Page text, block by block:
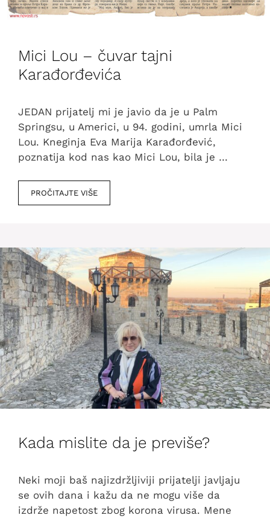
Mici Lou – čuvar tajni
Karađorđevića
JEDAN prijatelj mi je javio da je u Palm
Springsu, u Americi, u 94. godini, umrla Mici
Lou. Kneginja Eva Marija Karađorđević,
poznatija kod nas kao Mici Lou, bila je …
PROČITAJTE VIŠE
Kada mislite da je previše?
Neki moji baš najizdržljiviji prijatelji javljaju
se ovih dana i kažu da ne mogu više da
izdrže napetost zbog korona virusa. Mene